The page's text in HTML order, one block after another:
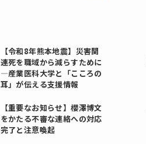
【令和8年熊本地震】災害関
連死を職域から減らすために
―産業医科大学と「こころの
耳」が伝える支援情報
【重要なお知らせ】櫻澤博文
をかたる不審な連絡への対応
完了と注意喚起